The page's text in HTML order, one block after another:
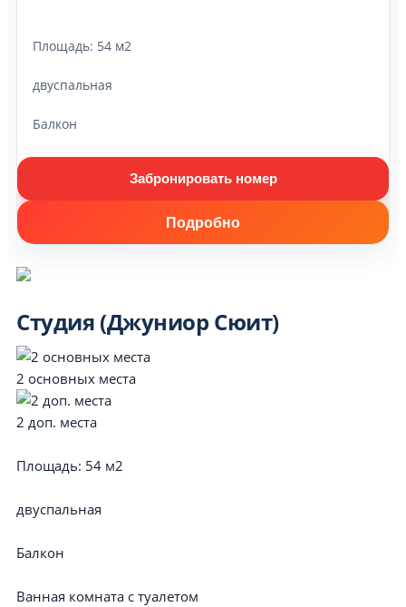
Площадь: 54 м2
двуспальная
Балкон
Забронировать номер
Подробно
Студия (Джуниор Сюит)
2 основных места
2 доп. места
Площадь: 54 м2
двуспальная
Балкон
Ванная комната с туалетом